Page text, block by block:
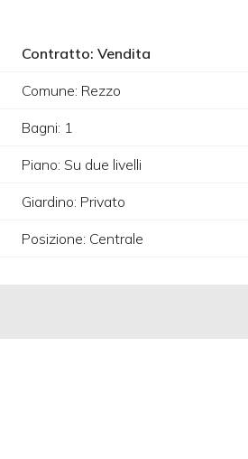
Contratto: Vendita
Comune: Rezzo
Bagni: 1
Piano: Su due livelli
Giardino: Privato
Posizione: Centrale